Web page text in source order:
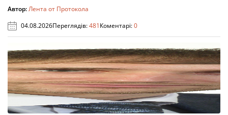
Автор:Лента от Протокола
04.08.2026Переглядів:481Коментарі:0